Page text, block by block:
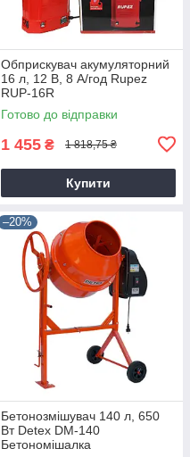
Обприскувач акумуляторний
16 л, 12 В, 8 А/год Rupez
RUP-16R
Готово до відправки
1 455 ₴ 1 818,75 ₴
Купити
–20%
Бетонозмішувач 140 л, 650
Вт Detex DM-140
Бетономішалка